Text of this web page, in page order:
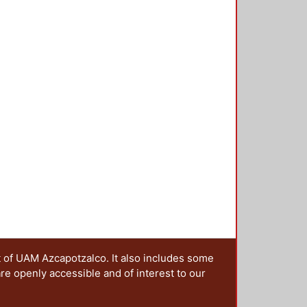
celular en la línea MDA-
empleando MTT. Se
fueron el clorofórmico
más estudios que permitan la
Passiflora para encontrar
UAM Azcapotzalco. It also includes some
openly accessible and of interest to our